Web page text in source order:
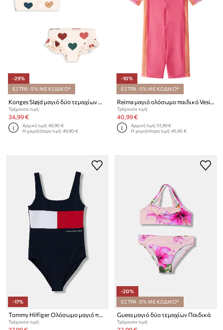
-29%
ΕΞΤΡΑ -5% ΜΕ ΚΩΔΙΚΟ*
Τρέχουσα τιμή:
34,99 €
Αρχική τιμή:49,90 €
Η χαμηλότερη τιμή:49,90 €
-10%
ΕΞΤΡΑ -5% ΜΕ ΚΩΔΙΚΟ*
Τρέχουσα τιμή:
40,99 €
Αρχική τιμή:51,99 €
Η χαμηλότερη τιμή:45,90 €
-17%
Tommy Hilfiger Ολόσωμο μαγιό παιδικό
Τρέχουσα τιμή:
-20%
ΕΞΤΡΑ -5% ΜΕ ΚΩΔΙΚΟ*
Guess μαγιό δύο τεμαχίων Παιδικά
Τρέχουσα τιμή: